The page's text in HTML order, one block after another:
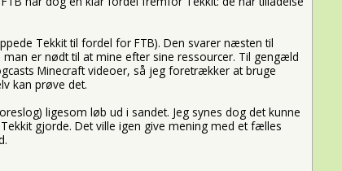
Tekkit til fordel for FTB). Den svarer næsten til
man er nødt til at mine efter sine ressourcer. Til gengæld
Minecraft videoer, så jeg foretrækker at bruge
kan prøve det.
ligesom løb ud i sandet. Jeg synes dog det kunne
gjorde. Det ville igen give mening med et fælles